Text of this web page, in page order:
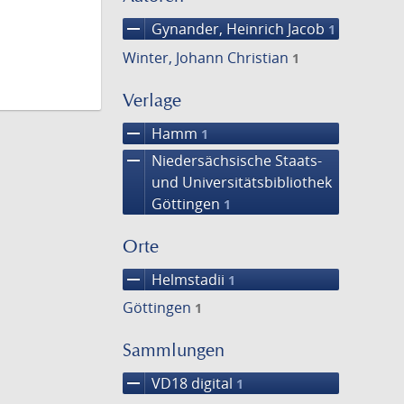
remove Gynander, Heinrich Jacob 1
Winter, Johann Christian 1
Verlage
remove Hamm 1
remove
Niedersächsische Staats-
und Universitätsbibliothek
Göttingen 1
Orte
remove Helmstadii 1
Göttingen 1
Sammlungen
remove VD18 digital 1